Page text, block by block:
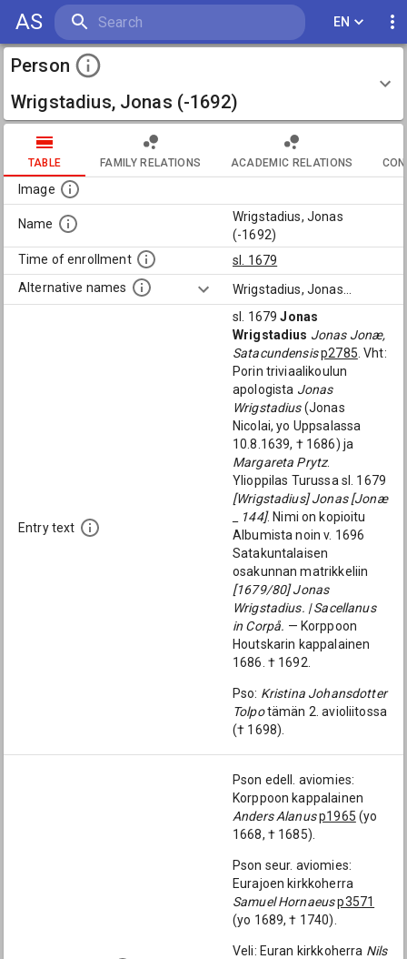
AS EN
Person
Wrigstadius, Jonas (-1692)
TABLE FAMILY RELATIONS ACADEMIC RELATIONS
Image
Name
Wrigstadius, Jonas
(-1692)
Time of enrollment
sl. 1679
Alternative names
Wrigstadius, Jonas
Entry text
sl. 1679Jonas
Wrigstadius Jonas Jonæ,
Satacundensisp2785 . Vht:
Porin triviaalikoulun
apologista Jonas
Wrigstadius(Jonas
Nicolai, yo Uppsalassa
10.8.1639, † 1686) ja
Margareta Prytz.
Ylioppilas Turussa sl. 1679
[Wrigstadius] Jonas [Jonæ
_ 144]. Nimi on kopioitu
Albumista noin v. 1696
Satakuntalaisen
osakunnan matrikkeliin
[1679/80] Jonas
Wrigstadius. | Sacellanus
in Corpå. — Korppoon
Houtskarin kappalainen
1686. † 1692.
Pso: Kristina Johansdotter
Tolpotämän 2. avioliitossa
(† 1698).
Pson edell. aviomies:
Korppoon kappalainen
Anders Alanusp1965 (yo
1668, † 1685).
Pson seur. aviomies:
Eurajoen kirkkoherra
Samuel Hornaeusp3571
(yo 1689, † 1740).
Veli: Euran kirkkoherra Nils